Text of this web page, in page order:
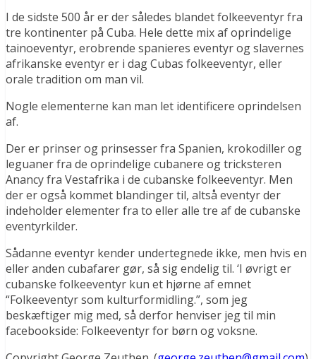
I de sidste 500 år er der således blandet folkeeventyr fra
tre kontinenter på Cuba. Hele dette mix af oprindelige
tainoeventyr, erobrende spanieres eventyr og slavernes
afrikanske eventyr er i dag Cubas folkeeventyr, eller
orale tradition om man vil.
Nogle elementerne kan man let identificere oprindelsen
af.
Der er prinser og prinsesser fra Spanien, krokodiller og
leguaner fra de oprindelige cubanere og tricksteren
Anancy fra Vestafrika i de cubanske folkeeventyr. Men
der er også kommet blandinger til, altså eventyr der
indeholder elementer fra to eller alle tre af de cubanske
eventyrkilder.
Sådanne eventyr kender undertegnede ikke, men hvis en
eller anden cubafarer gør, så sig endelig til. ‘I øvrigt er
cubanske folkeeventyr kun et hjørne af emnet
“Folkeeventyr som kulturformidling.”, som jeg
beskæftiger mig med, så derfor henviser jeg til min
facebookside: Folkeeventyr for børn og voksne.